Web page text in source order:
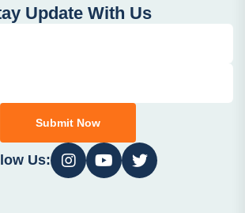
Update With Us
Submit Now
Us: